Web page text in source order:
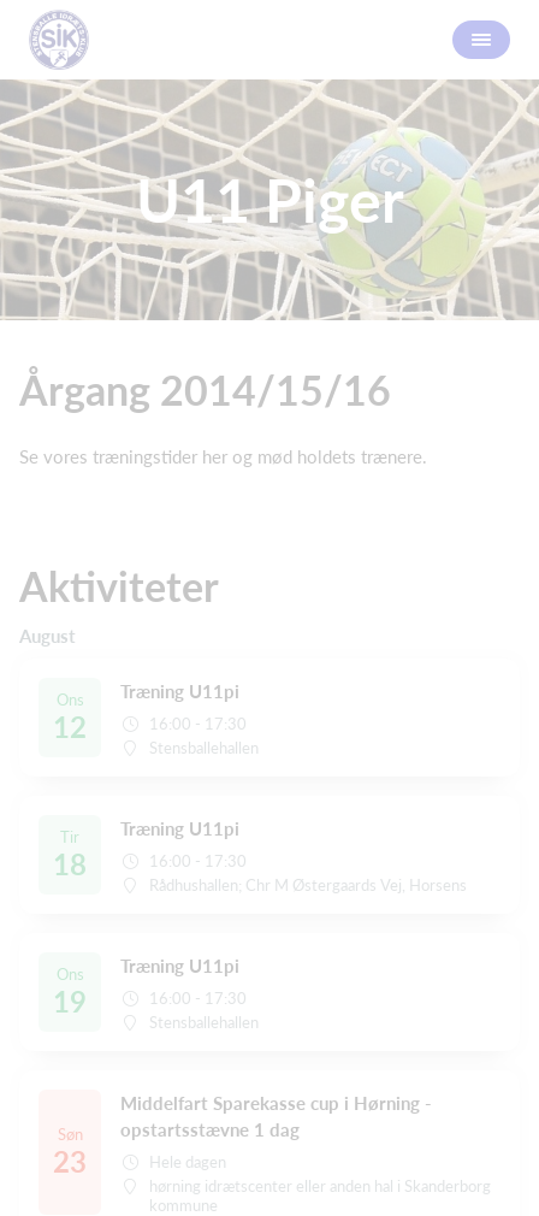
U11 Piger
Årgang 2014/15/16
Se vores træningstider her og mød holdets trænere.
Aktiviteter
August
Ons
12
Træning U11pi
16:00 - 17:30
Stensballehallen
Tir
18
Træning U11pi
16:00 - 17:30
Rådhushallen; Chr M Østergaards Vej, Horsens
Ons
19
Træning U11pi
16:00 - 17:30
Stensballehallen
Søn
23
Middelfart Sparekasse cup i Hørning -
opstartsstævne 1 dag
Hele dagen
hørning idrætscenter eller anden hal i Skanderborg
kommune